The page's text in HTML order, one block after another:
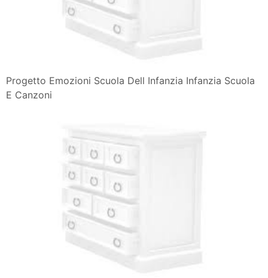
Progetto Emozioni Scuola Dell Infanzia Infanzia Scuola
E Canzoni